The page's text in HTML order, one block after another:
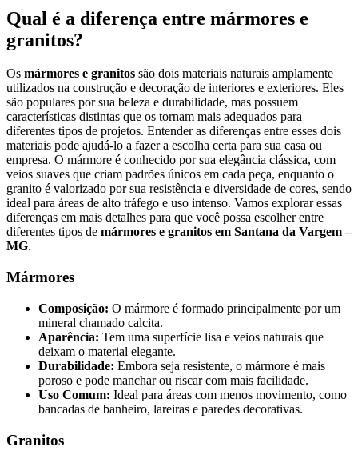
Qual é a diferença entre mármores e
granitos?
Os mármores e granitos são dois materiais naturais amplamente
utilizados na construção e decoração de interiores e exteriores. Eles
são populares por sua beleza e durabilidade, mas possuem
características distintas que os tornam mais adequados para
diferentes tipos de projetos. Entender as diferenças entre esses dois
materiais pode ajudá-lo a fazer a escolha certa para sua casa ou
empresa. O mármore é conhecido por sua elegância clássica, com
veios suaves que criam padrões únicos em cada peça, enquanto o
granito é valorizado por sua resistência e diversidade de cores, sendo
ideal para áreas de alto tráfego e uso intenso. Vamos explorar essas
diferenças em mais detalhes para que você possa escolher entre
diferentes tipos de mármores e granitos em Santana da Vargem –
MG.
Mármores
Composição: O mármore é formado principalmente por um
mineral chamado calcita.
Aparência: Tem uma superfície lisa e veios naturais que
deixam o material elegante.
Durabilidade: Embora seja resistente, o mármore é mais
poroso e pode manchar ou riscar com mais facilidade.
Uso Comum: Ideal para áreas com menos movimento, como
bancadas de banheiro, lareiras e paredes decorativas.
Granitos